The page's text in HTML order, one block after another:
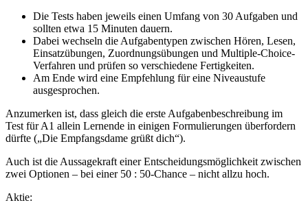
Die Tests haben jeweils einen Umfang von 30 Aufgaben und
sollten etwa 15 Minuten dauern.
Dabei wechseln die Aufgabentypen zwischen Hören, Lesen,
Einsatzübungen, Zuordnungsübungen und Multiple-Choice-
Verfahren und prüfen so verschiedene Fertigkeiten.
Am Ende wird eine Empfehlung für eine Niveaustufe
ausgesprochen.
Anzumerken ist, dass gleich die erste Aufgabenbeschreibung im
Test für A1 allein Lernende in einigen Formulierungen überfordern
dürfte („Die Empfangsdame grüßt dich“).
Auch ist die Aussagekraft einer Entscheidungsmöglichkeit zwischen
zwei Optionen – bei einer 50 : 50-Chance – nicht allzu hoch.
Aktie: